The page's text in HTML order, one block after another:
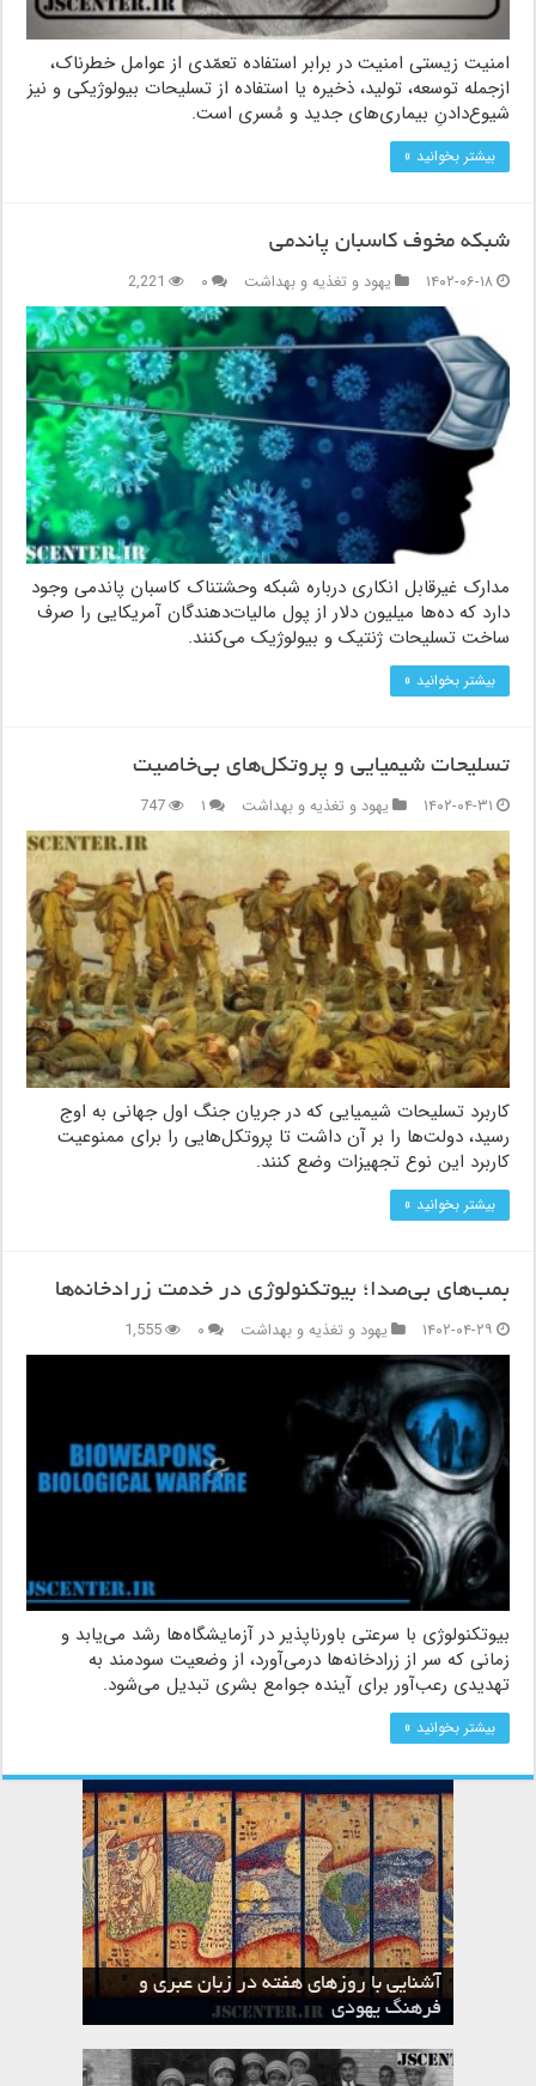
امنیت زیستی امنیت در برابر استفاده تعمّدی از عوامل خطرناک،
ازجمله توسعه، تولید، ذخیره یا استفاده از تسلیحات بیولوژیکی و نیز
شیوع‌دادنِ بیماری‌های جدید و مُسری است.
بیشتر بخوانید »
شبکه‌ مخوف کاسبان پاندمی
۱۴۰۲-۰۶-۱۸
یهود و تغذیه و بهداشت ۰ 2,221
مدارک غیرقابل انکاری درباره شبکه وحشتناک کاسبان پاندمی وجود
دارد که ده‌ها میلیون دلار از پول مالیات‌دهندگان آمریکایی را صرف
ساخت تسلیحات ژنتیک و بیولوژیک می‌کنند.
بیشتر بخوانید »
تسلیحات شیمیایی و پروتکل‌های بی‌خاصیت
۱۴۰۲-۰۴-۳۱
یهود و تغذیه و بهداشت ۱ 747
کاربرد تسلیحات شیمیایی که در جریان جنگ اول جهانی به اوج
رسید، دولت‌ها را بر آن داشت تا پروتکل‌هایی را برای ممنوعیت
کاربرد این نوع تجهیزات وضع کنند.
بیشتر بخوانید »
بمب‌های بی‌صدا؛ بیوتکنولوژی در خدمت زرادخانه‌ها
۱۴۰۲-۰۴-۲۹
یهود و تغذیه و بهداشت ۰ 1,555
بیوتکنولوژی با سرعتی باورناپذیر در آزمایشگاه‌ها رشد می‌یابد و
زمانی که سر از زرادخانه‌ها درمی‌آورد، از وضعیت سودمند به
تهدیدی رعب‌آور برای آینده جوامع بشری تبدیل می‌شود.
بیشتر بخوانید »
آشنایی با روزهای هفته در زبان عبری و
فرهنگ یهودی
ماه نیسان در تقویم عبری و میراث یهود
تقویم عبری
ماه شواط در تقویم عبری و میراث یهود
ماه طوت در تقویم عبری و میراث یهود
ماه حشوان در تقویم عبری و میراث یهود
ماه تیشری در تقویم عبری و میراث یهود
ماه الول در تقویم عبری و میراث یهود